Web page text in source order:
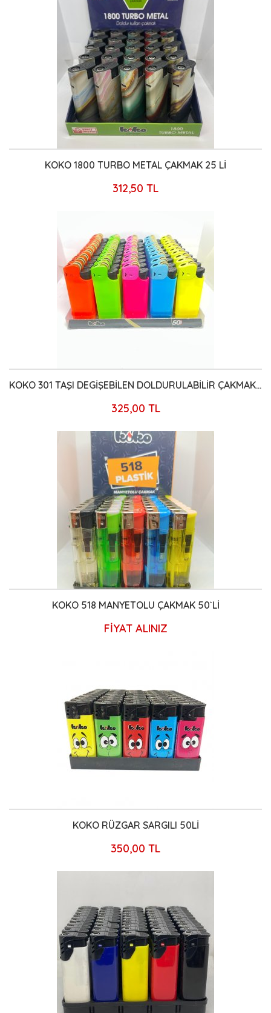
KOKO 1800 TURBO METAL ÇAKMAK 25 Lİ
312,50 TL
KOKO 301 TAŞI DEGİŞEBİLEN DOLDURULABİLİR ÇAKMAK 50 Lİ
325,00 TL
KOKO 518 MANYETOLU ÇAKMAK 50`Lİ
FİYAT ALINIZ
KOKO RÜZGAR SARGILI 50Lİ
350,00 TL